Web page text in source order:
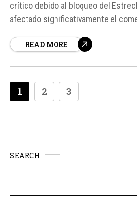
crítico debido al bloqueo del
afectado significativamente el
aproximadamente un tercio del
READ MORE
1 2 3
SEARCH